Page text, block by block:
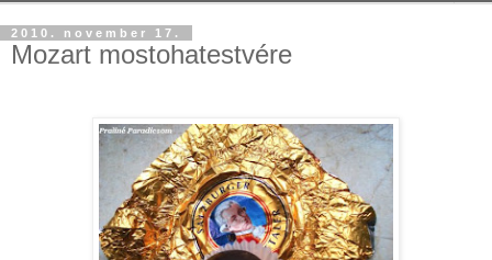
2010. november 17.
Mozart mostohatestvére